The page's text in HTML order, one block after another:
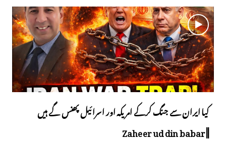
کیا ایران سے جنگ کرکے امریکہ اور اسرائیل پھنس گے ہیں
||Zaheer ud din babar